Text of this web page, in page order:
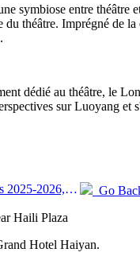
symbiose entre théâtre
du théâtre. Imprégné de
dédié au théâtre, le
sur Luoyang
Prev:Durant la saison des neiges 2025-2026, le tourisme de glace et de neige de Jilin a connu une augmentation de 16,1 % du nombre d'arrivées de touristes par rapport à l'année précédente.
Go
Haili Plaza
Hotel Haiyan.